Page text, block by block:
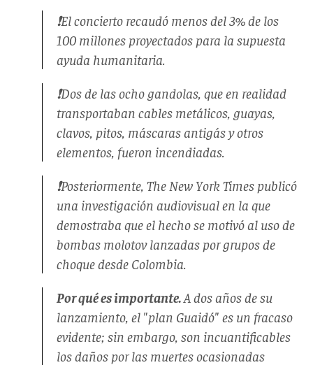
❗️El concierto recaudó menos del 3% de los
100 millones proyectados para la supuesta
ayuda humanitaria.
❗️Dos de las ocho gandolas, que en realidad
transportaban cables metálicos, guayas,
clavos, pitos, máscaras antigás y otros
elementos, fueron incendiadas.
❗️Posteriormente, The New York Times publicó
una investigación audiovisual en la que
demostraba que el hecho se motivó al uso de
bombas molotov lanzadas por grupos de
choque desde Colombia.
Por qué es importante. A dos años de su
lanzamiento, el "plan Guaidó" es un fracaso
evidente; sin embargo, son incuantificables
los daños por las muertes ocasionadas